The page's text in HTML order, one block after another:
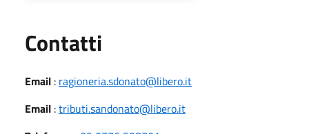
Contatti
Email : ragioneria.sdonato@libero.it
Email :tributi.sandonato@libero.it